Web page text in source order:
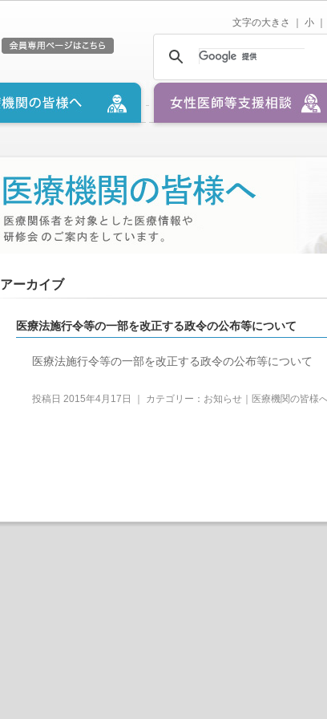
文字の大きさ ｜ 小
アーカイブ
医療法施行令等の一部を改正する政令の公布等について
医療法施行令等の一部を改正する政令の公布等について
投稿日 2015年4月17日 ｜ カテゴリー： お知らせ｜医療機関の皆様